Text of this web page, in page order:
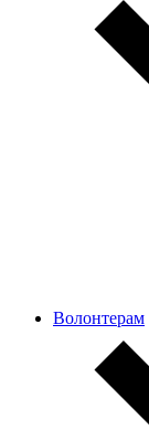
Волонтерам